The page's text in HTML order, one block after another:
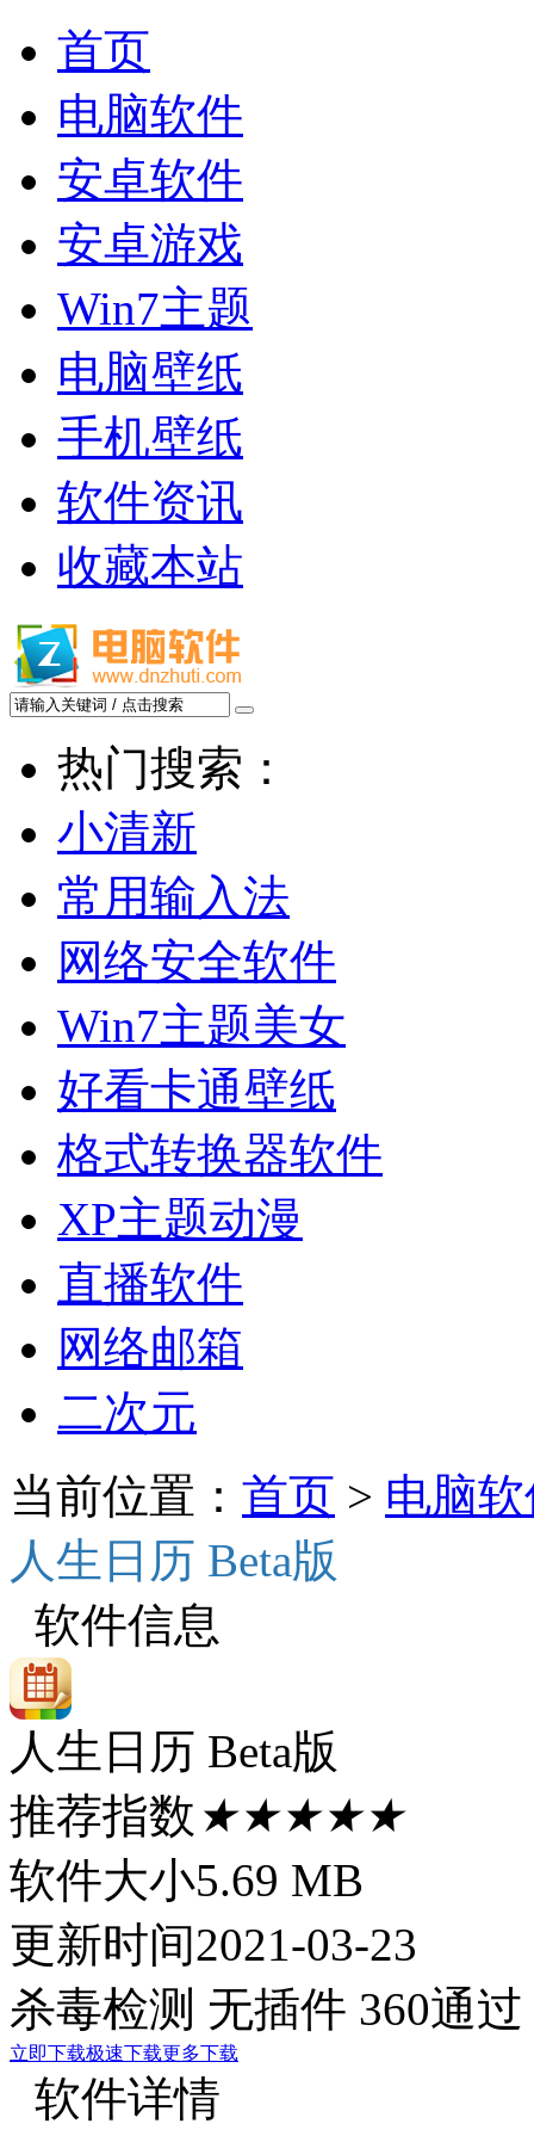
首页
电脑软件
安卓软件
安卓游戏
Win7主题
电脑壁纸
手机壁纸
软件资讯
收藏本站
热门搜索：
小清新
常用输入法
网络安全软件
Win7主题美女
好看卡通壁纸
格式转换器软件
XP主题动漫
直播软件
网络邮箱
二次元
当前位置： 首页 > 电脑
人生日历 Beta版
软件信息
人生日历 Beta版
推荐指数 ★★★★★
软件大小5.69 MB
更新时间2021-03-23
杀毒检测 无插件 360通过
立即下载极速下载更多下载
软件详情